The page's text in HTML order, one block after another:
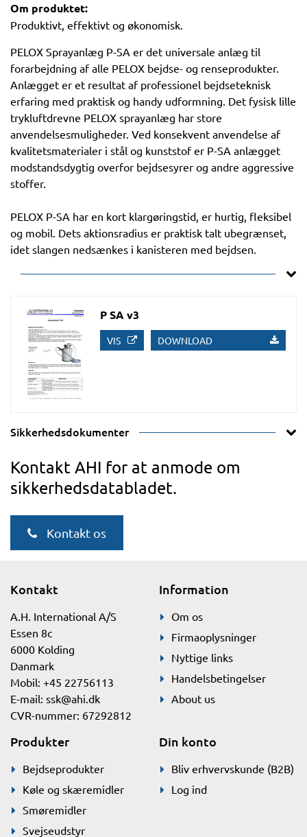
Om produktet:
Produktivt, effektivt og økonomisk.
PELOX Sprayanlæg P-SA er det universale anlæg til
forarbejdning af alle PELOX bejdse- og renseprodukter.
Anlægget er et resultat af professionel bejdseteknisk
erfaring med praktisk og handy udformning. Det fysisk lille
trykluftdrevne PELOX sprayanlæg har store
anvendelsesmuligheder. Ved konsekvent anvendelse af
kvalitetsmaterialer i stål og kunststof er P-SA anlægget
modstandsdygtig overfor bejdsesyrer og andre aggressive
stoffer.
PELOX P-SA har en kort klargøringstid, er hurtig, fleksibel
og mobil. Dets aktionsradius er praktisk talt ubegrænset,
idet slangen nedsænkes i kanisteren med bejdsen.
P SA v3
VIS DOWNLOAD
Sikkerhedsdokumenter
Kontakt AHI for at anmode om
sikkerhedsdatabladet.
Kontakt os
Kontakt
A.H. International A/S
Essen 8c
6000 Kolding
Danmark
Mobil: +45 22756113
E-mail: ssk@ahi.dk
CVR-nummer: 67292812
Information
Om os
Firmaoplysninger
Nyttige links
Handelsbetingelser
About us
Produkter
Bejdseprodukter
Køle og skæremidler
Smøremidler
Svejseudstyr
Din konto
Bliv erhvervskunde (B2B)
Log ind